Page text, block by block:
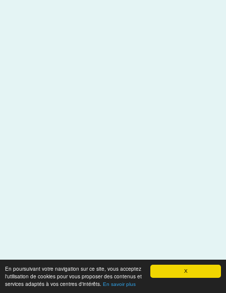
X
En poursuivant votre navigation sur ce site, vous acceptez
l'utilisation de cookies pour vous proposer des contenus et
services adaptés à vos centres d'intérêts. En savoir plus